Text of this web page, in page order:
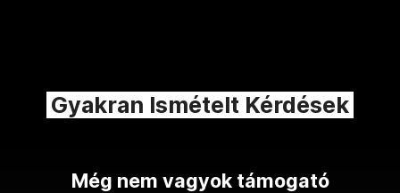
Gyakran Ismételt Kérdések
Még nem vagyok támogató